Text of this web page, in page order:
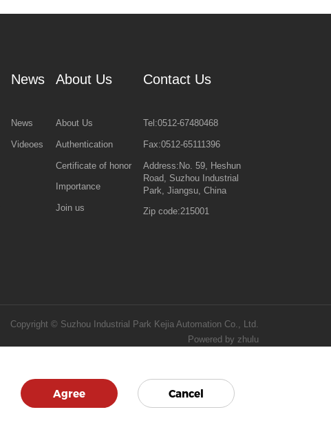
News
News
Videoes
About Us
About Us
Authentication
Certificate of honor
Importance
Join us
Contact Us
Tel:0512-67480468
Fax:0512-65111396
Address:No. 59, Heshun
Road, Suzhou Industrial
Park, Jiangsu, China
Zip code:215001
Copyright © Suzhou Industrial Park Kejia Automation Co., Ltd.
Powered by zhulu
Agree Cancel